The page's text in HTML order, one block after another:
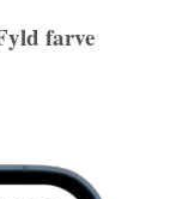
farve